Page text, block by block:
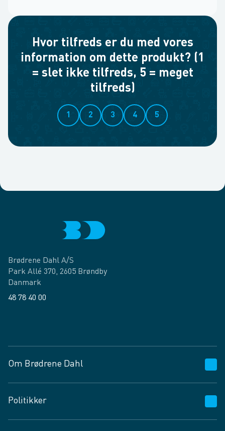
Hvor tilfreds er du med vores
information om dette produkt? (1
= slet ikke tilfreds, 5 = meget
tilfreds)
1 2 3 4 5
Brødrene Dahl A/S
Park Allé 370, 2605 Brøndby
Danmark
48 78 40 00
Om Brødrene Dahl
Vagttelefon 30 10 89 89
Spørgsmål og svar
Politikker